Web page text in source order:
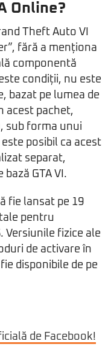
Online?
Theft Auto VI
fără a menționa
componentă
condiții, nu este
bazat pe lumea de
acest pachet,
sub forma unui
posibil ca acest
separat,
GTA VI.
fie lansat pe 19
pentru
Versiunile fizice ale
de activare în
disponibile de pe
de Facebook!